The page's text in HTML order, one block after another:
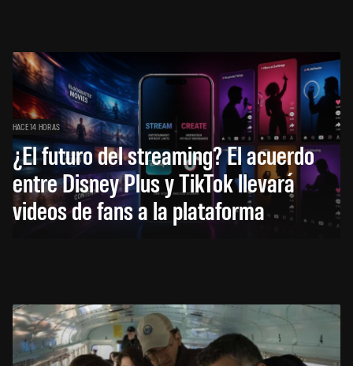
HACE 14 HORAS
¿El futuro del streaming? El acuerdo
entre Disney Plus y TikTok llevará
videos de fans a la plataforma